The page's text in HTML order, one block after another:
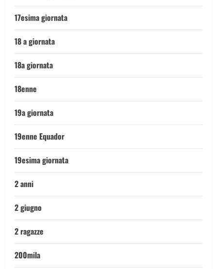
17esima giornata
18 a giornata
18a giornata
18enne
19a giornata
19enne Equador
19esima giornata
2 anni
2 giugno
2 ragazze
200mila